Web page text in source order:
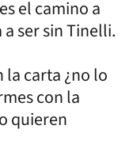
el camino a
ser sin Tinelli.
carta ¿no lo
con la
quieren